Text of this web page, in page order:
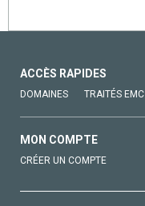
ACCÈS RAPIDES
DOMAINES TRAITÉS EMC
MON COMPTE
CRÉER UN COMPTE